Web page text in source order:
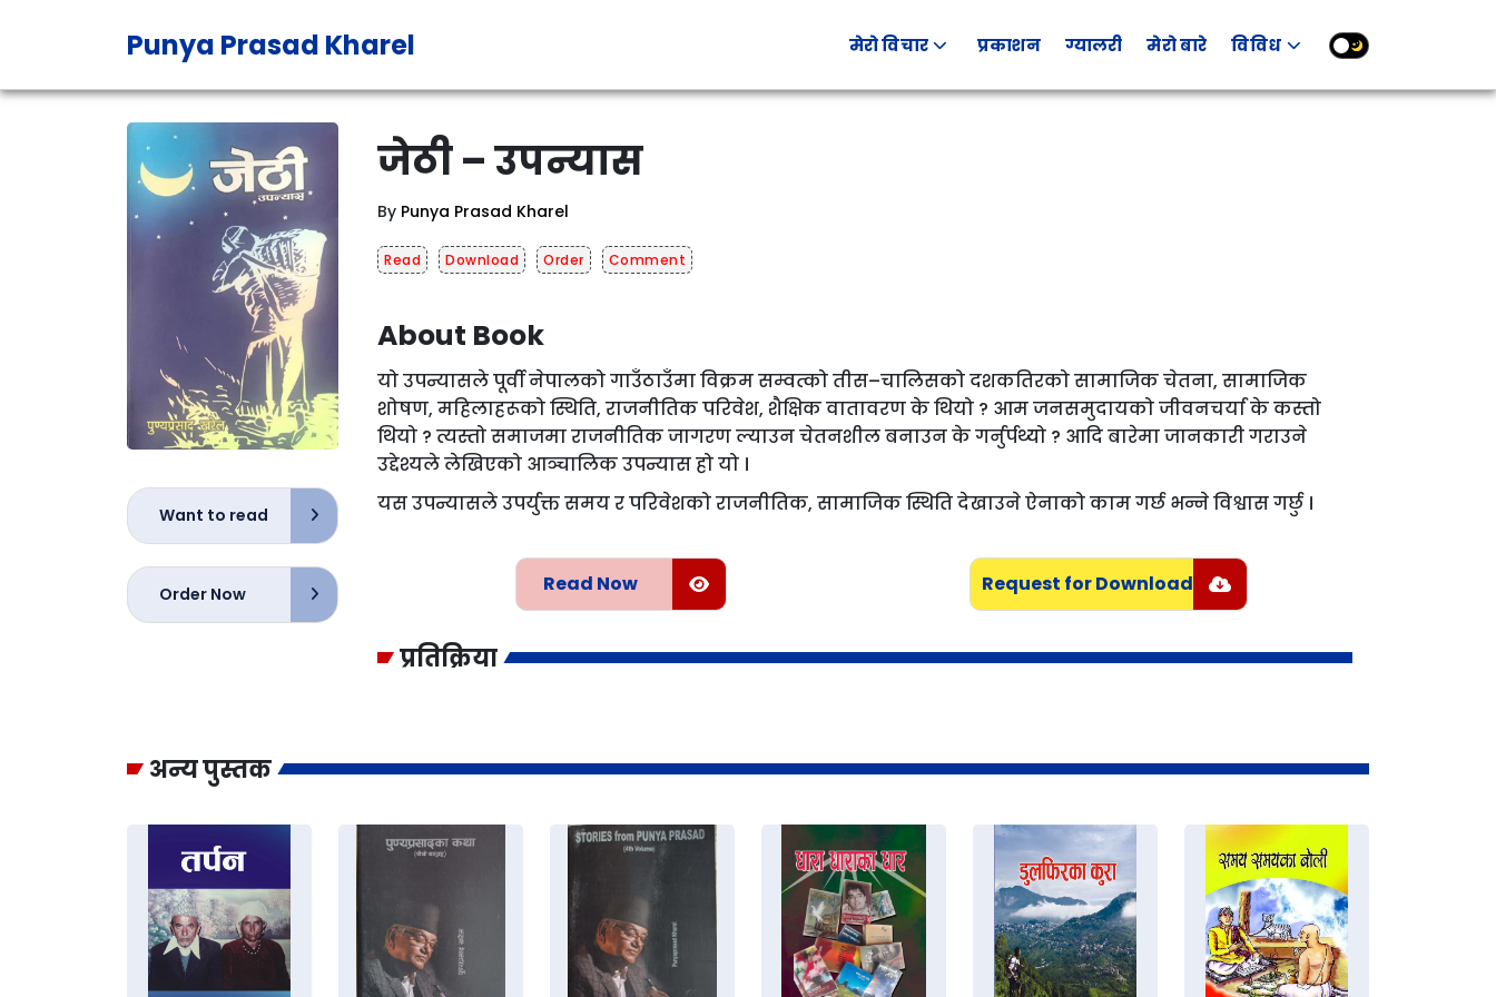
Punya Prasad Kharel मेरो विचार प्रकाशन ग्यालरी मेरो बारे विविध
Want to read
Order Now
जेठी – उपन्यास
By Punya Prasad Kharel
Read Download Order Comment
About Book
यो उपन्यासले पूर्वी नेपालको गाउँठाउँमा विक्रम सम्वत्को तीस–चालिसको दशकतिरको सामाजिक चेतना, सामाजिक
शोषण, महिलाहरूको स्थिति, राजनीतिक परिवेश, शैक्षिक वातावरण के थियो ? आम जनसमुदायको जीवनचर्या के कस्तो
थियो ? त्यस्तो समाजमा राजनीतिक जागरण ल्याउन चेतनशील बनाउन के गर्नुर्पथ्यो ? आदि बारेमा जानकारी गराउने
उद्देश्यले लेखिएको आञ्चालिक उपन्यास हो यो ।
यस उपन्यासले उपर्युक्त समय र परिवेशको राजनीतिक, सामाजिक स्थिति देखाउने ऐनाको काम गर्छ भन्ने विश्वास गर्छु ।
Read Now Request for Download
प्रतिक्रिया
अन्य पुस्तक